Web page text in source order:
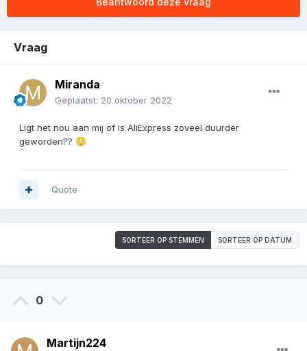
Vraag
Miranda
Geplaatst: 20 oktober 2022
Ligt het nou aan mij of is AliExpress zoveel duurder
geworden?? 😳
Quote
SORTEER OP STEMMEN SORTEER OP DATUM
0
Martijn224